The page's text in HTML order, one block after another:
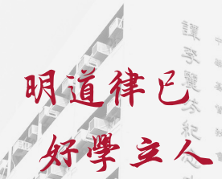
明道律已
好學立人